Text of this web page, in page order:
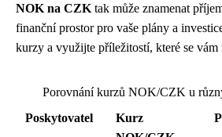
NOK na CZK tak může znamenat
finanční prostor pro vaše plány a
kurzy a využijte příležitostí, které se vám
Porovnání kurzů NOK/CZK u
Poskytovatel
Kurz